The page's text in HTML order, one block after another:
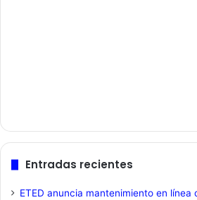
Entradas recientes
ETED anuncia mantenimiento en línea